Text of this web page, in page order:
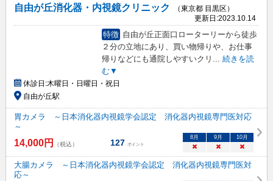
自由が丘消化器・内視鏡クリニック
（東京都 目黒区）
更新日:2023.10.14
特徴 自由が丘正面口ローターリーから徒歩
２分の立地にあり、買い物帰りや、お仕事
帰りなどにも通院しやすいクリ ... 続きを読
む▼
休診日:木曜日・日曜日・祝日
自由が丘駅
胃カメラ ～日本消化器内視鏡学会認定 消化器内視鏡専門医対応
～
14,000円 （税込） 127 ポイント
8月 9月 10月
× × ×
大腸カメラ ～日本消化器内視鏡学会認定 消化器内視鏡専門医対
応～